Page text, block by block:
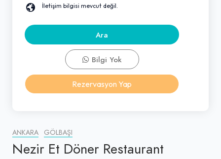
ANKARA GÖLBAŞI
Nezir Et Döner Restaurant
İletişim bilgisi mevcut değil.
Ara
Bilgi Yok
Rezervasyon Yap